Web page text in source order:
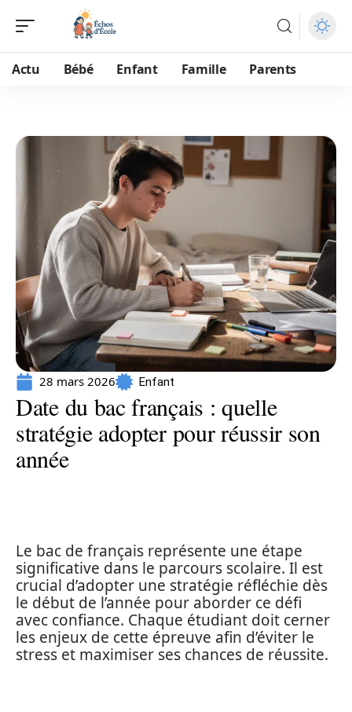
Actu Bébé Enfant Famille Parents
28 mars 2026 Enfant
Date du bac français : quelle
stratégie adopter pour réussir son
année
Le bac de français représente une étape
significative dans le parcours scolaire. Il est
crucial d’adopter une stratégie réfléchie dès
le début de l’année pour aborder ce défi
avec confiance. Chaque étudiant doit cerner
les enjeux de cette épreuve afin d’éviter le
stress et maximiser ses chances de réussite.